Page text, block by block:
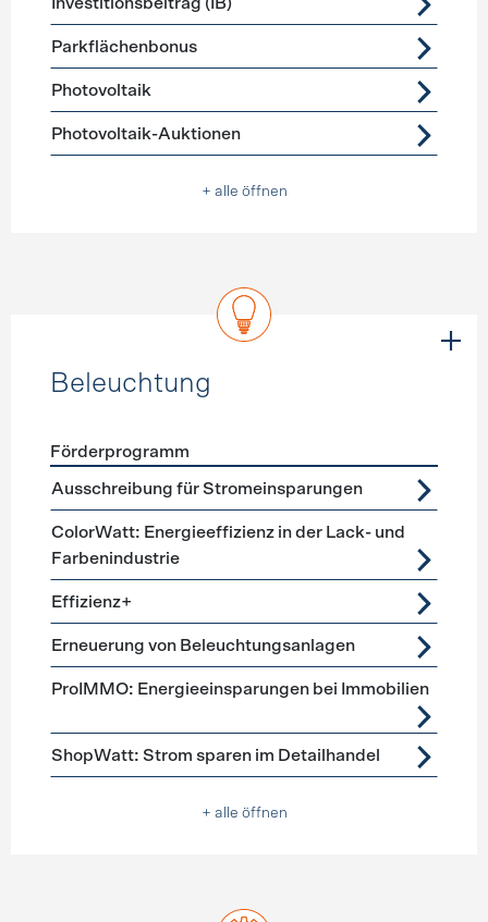
Parkflächenbonus
Photovoltaik
Photovoltaik-Auktionen
+ alle öffnen
Beleuchtung
Förderprogramme Beleuchtung
Förderprogramm
Ausschreibung für Stromeinsparungen
ColorWatt: Energieeffizienz in der Lack- und
Farbenindustrie
Effizienz+
Erneuerung von Beleuchtungsanlagen
ProIMMO: Energieeinsparungen bei Immobilien
ShopWatt: Strom sparen im Detailhandel
+ alle öffnen